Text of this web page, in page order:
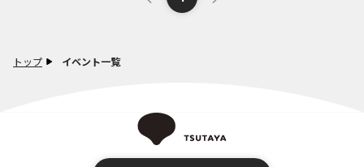
トップ イベント一覧